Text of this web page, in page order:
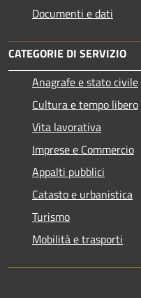
Documenti e dati
CATEGORIE DI SERVIZIO
Anagrafe e stato civile
Cultura e tempo libero
Vita lavorativa
Imprese e Commercio
Appalti pubblici
Catasto e urbanistica
Turismo
Mobilità e trasporti